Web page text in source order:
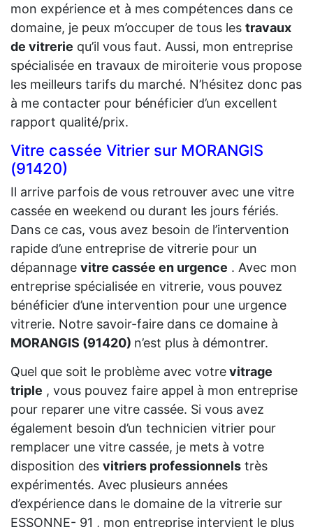
mon expérience et à mes compétences dans ce
domaine, je peux m’occuper de tous les travaux
de vitrerie qu’il vous faut. Aussi, mon entreprise
spécialisée en travaux de miroiterie vous propose
les meilleurs tarifs du marché. N’hésitez donc pas
à me contacter pour bénéficier d’un excellent
rapport qualité/prix.
Vitre cassée Vitrier sur MORANGIS
(91420)
Il arrive parfois de vous retrouver avec une vitre
cassée en weekend ou durant les jours fériés.
Dans ce cas, vous avez besoin de l’intervention
rapide d’une entreprise de vitrerie pour un
dépannage vitre cassée en urgence . Avec mon
entreprise spécialisée en vitrerie, vous pouvez
bénéficier d’une intervention pour une urgence
vitrerie. Notre savoir-faire dans ce domaine à
MORANGIS (91420) n’est plus à démontrer.
Quel que soit le problème avec votrevitrage
triple , vous pouvez faire appel à mon entreprise
pour reparer une vitre cassée. Si vous avez
également besoin d’un technicien vitrier pour
remplacer une vitre cassée, je mets à votre
disposition des vitriers professionnels très
expérimentés. Avec plusieurs années
d’expérience dans le domaine de la vitrerie sur
ESSONNE- 91 , mon entreprise intervient le plus